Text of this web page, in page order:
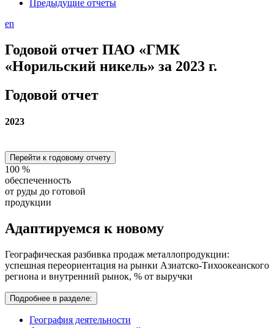
Предыдущие отчеты
en
Годовой отчет ПАО «ГМК
«Норильский никель» за 2023 г.
Годовой отчет
2023
Перейти к годовому отчету
100 %
обеспеченность
от руды до готовой
продукции
Адаптируемся к новому
Географическая разбивка продаж металлопродукции:
успешная переориентация на рынки Азиатско-Тихоокеанского
региона и внутренний рынок, % от выручки
Подробнее в разделе:
География деятельности